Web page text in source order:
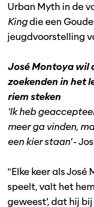
Urban Myth in de
Kingdie een
jeugdvoorstelling
José Montoya wil
zoekenden in het
riem steken
'Ik heb
meer ga vinden,
een kier staan'-
"Elke keer als
speelt, valt het
geweest', dat hij
Inzoomen